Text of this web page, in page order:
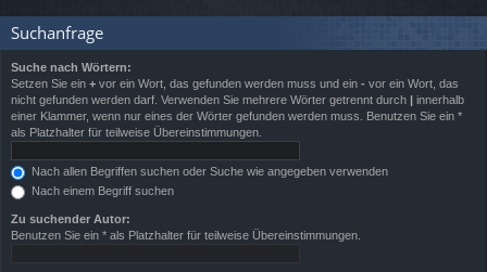
ug
rif
f
r
de
n
re
n
Suchanfrage
Suche nach Wörtern:
Setzen Sie ein + vor ein Wort, das gefunden werden muss und ein - vor ein Wort, das
nicht gefunden werden darf. Verwenden Sie mehrere Wörter getrennt durch | innerhalb
einer Klammer, wenn nur eines der Wörter gefunden werden muss. Benutzen Sie ein *
als Platzhalter für teilweise Übereinstimmungen.
Nach allen Begriffen suchen oder Suche wie angegeben verwenden
Nach einem Begriff suchen
Zu suchender Autor:
Benutzen Sie ein * als Platzhalter für teilweise Übereinstimmungen.